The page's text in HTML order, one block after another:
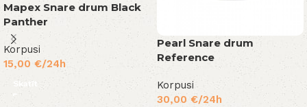
Mapex Snare drum Black
Panther
Korpusi
15,00 €/24h
Skatīt
Pearl Snare drum
Reference
Korpusi
30,00 €/24h